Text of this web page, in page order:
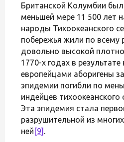
Британской Колумбии
меньшей мере 11 500 лет
народы Тихоокеанского
побережья жили по всему
довольно высокой
1770-х годах в результате
европейцами аборигены
эпидемии погибли по
индейцев тихоокеанского
Эта эпидемия стала
разрушительной из
ней [9] .